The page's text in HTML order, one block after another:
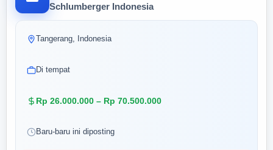
Schlumberger Indonesia
Tangerang, Indonesia
Di tempat
Rp 26.000.000 – Rp 70.500.000
Baru-baru ini diposting